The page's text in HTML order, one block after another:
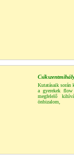
Kutatásaik során
a gyerekek flow
megfelelő
önbizalom,